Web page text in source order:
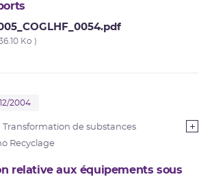
Ko )
2004
Transformation de substances
Recyclage
relative aux équipements sous